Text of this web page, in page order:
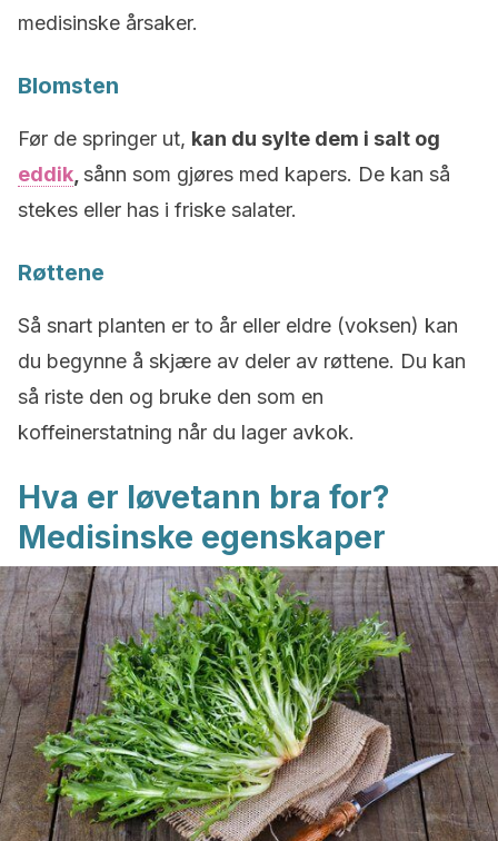
medisinske årsaker.
Blomsten
Før de springer ut, kan du sylte dem i salt og
eddik sånn som gjøres med kapers. De kan så
stekes eller has i friske salater.
Røttene
Så snart planten er to år eller eldre (voksen) kan
du begynne å skjære av deler av røttene. Du kan
så riste den og bruke den som en
koffeinerstatning når du lager avkok.
Hva er løvetann bra for?
Medisinske egenskaper